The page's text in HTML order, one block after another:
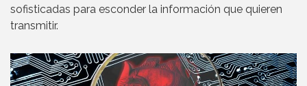
sofisticadas para esconder la información que quieren
transmitir.